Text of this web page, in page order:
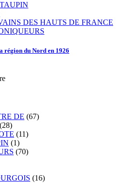
DES HAUTS DE FRANCE
région du Nord en 1926
DE (67)
(28)
(11)
(1)
(70)
(16)